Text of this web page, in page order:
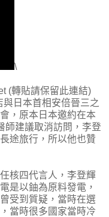
\
(轉貼請保留此連結)
日本首相安倍晉三之
，原本日本邀約在本
師建議取消訪問，李登
途旅行，所以他也贊
核四代言人，李登輝
是以鈾為原料發電，
受到質疑，當時在選
當時很多國家當時冷